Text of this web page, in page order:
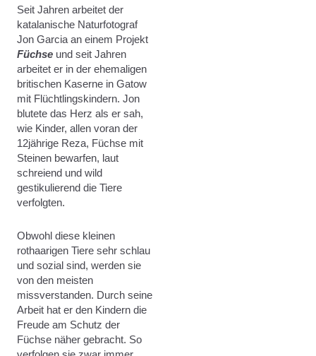
Seit Jahren arbeitet der
katalanische Naturfotograf
Jon Garcia an einem Projekt
Füchseund seit Jahren
arbeitet er in der ehemaligen
britischen Kaserne in Gatow
mit Flüchtlingskindern. Jon
blutete das Herz als er sah,
wie Kinder, allen voran der
12jährige Reza, Füchse mit
Steinen bewarfen, laut
schreiend und wild
gestikulierend die Tiere
verfolgten.
Obwohl diese kleinen
rothaarigen Tiere sehr schlau
und sozial sind, werden sie
von den meisten
missverstanden. Durch seine
Arbeit hat er den Kindern die
Freude am Schutz der
Füchse näher gebracht. So